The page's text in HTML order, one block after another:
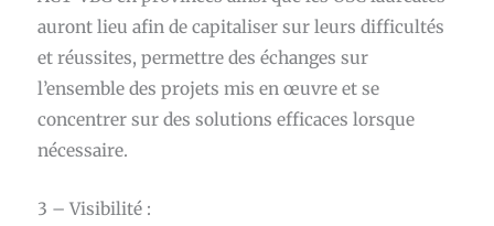
auront lieu afin de capitaliser sur leurs difficultés
et réussites, permettre des échanges sur
l’ensemble des projets mis en œuvre et se
concentrer sur des solutions efficaces lorsque
nécessaire.
3 – Visibilité :